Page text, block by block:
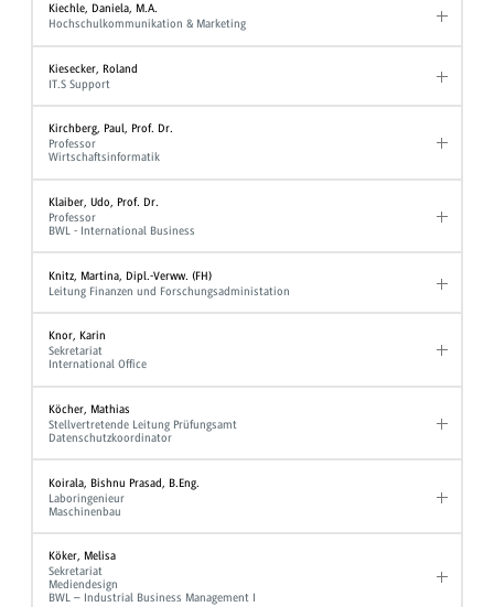
Kiechle, Daniela, M.A.
Hochschulkommunikation & Marketing
Kiesecker, Roland
IT.S Support
Kirchberg, Paul, Prof. Dr.
Professor
Wirtschaftsinformatik
Klaiber, Udo, Prof. Dr.
Professor
BWL - International Business
Knitz, Martina, Dipl.-Verww. (FH)
Leitung Finanzen und Forschungsadministation
Knor, Karin
Sekretariat
International Office
Köcher, Mathias
Stellvertretende Leitung Prüfungsamt
Datenschutzkoordinator
Koirala, Bishnu Prasad, B.Eng.
Laboringenieur
Maschinenbau
Köker, Melisa
Sekretariat
Mediendesign
BWL – Industrial Business Management I